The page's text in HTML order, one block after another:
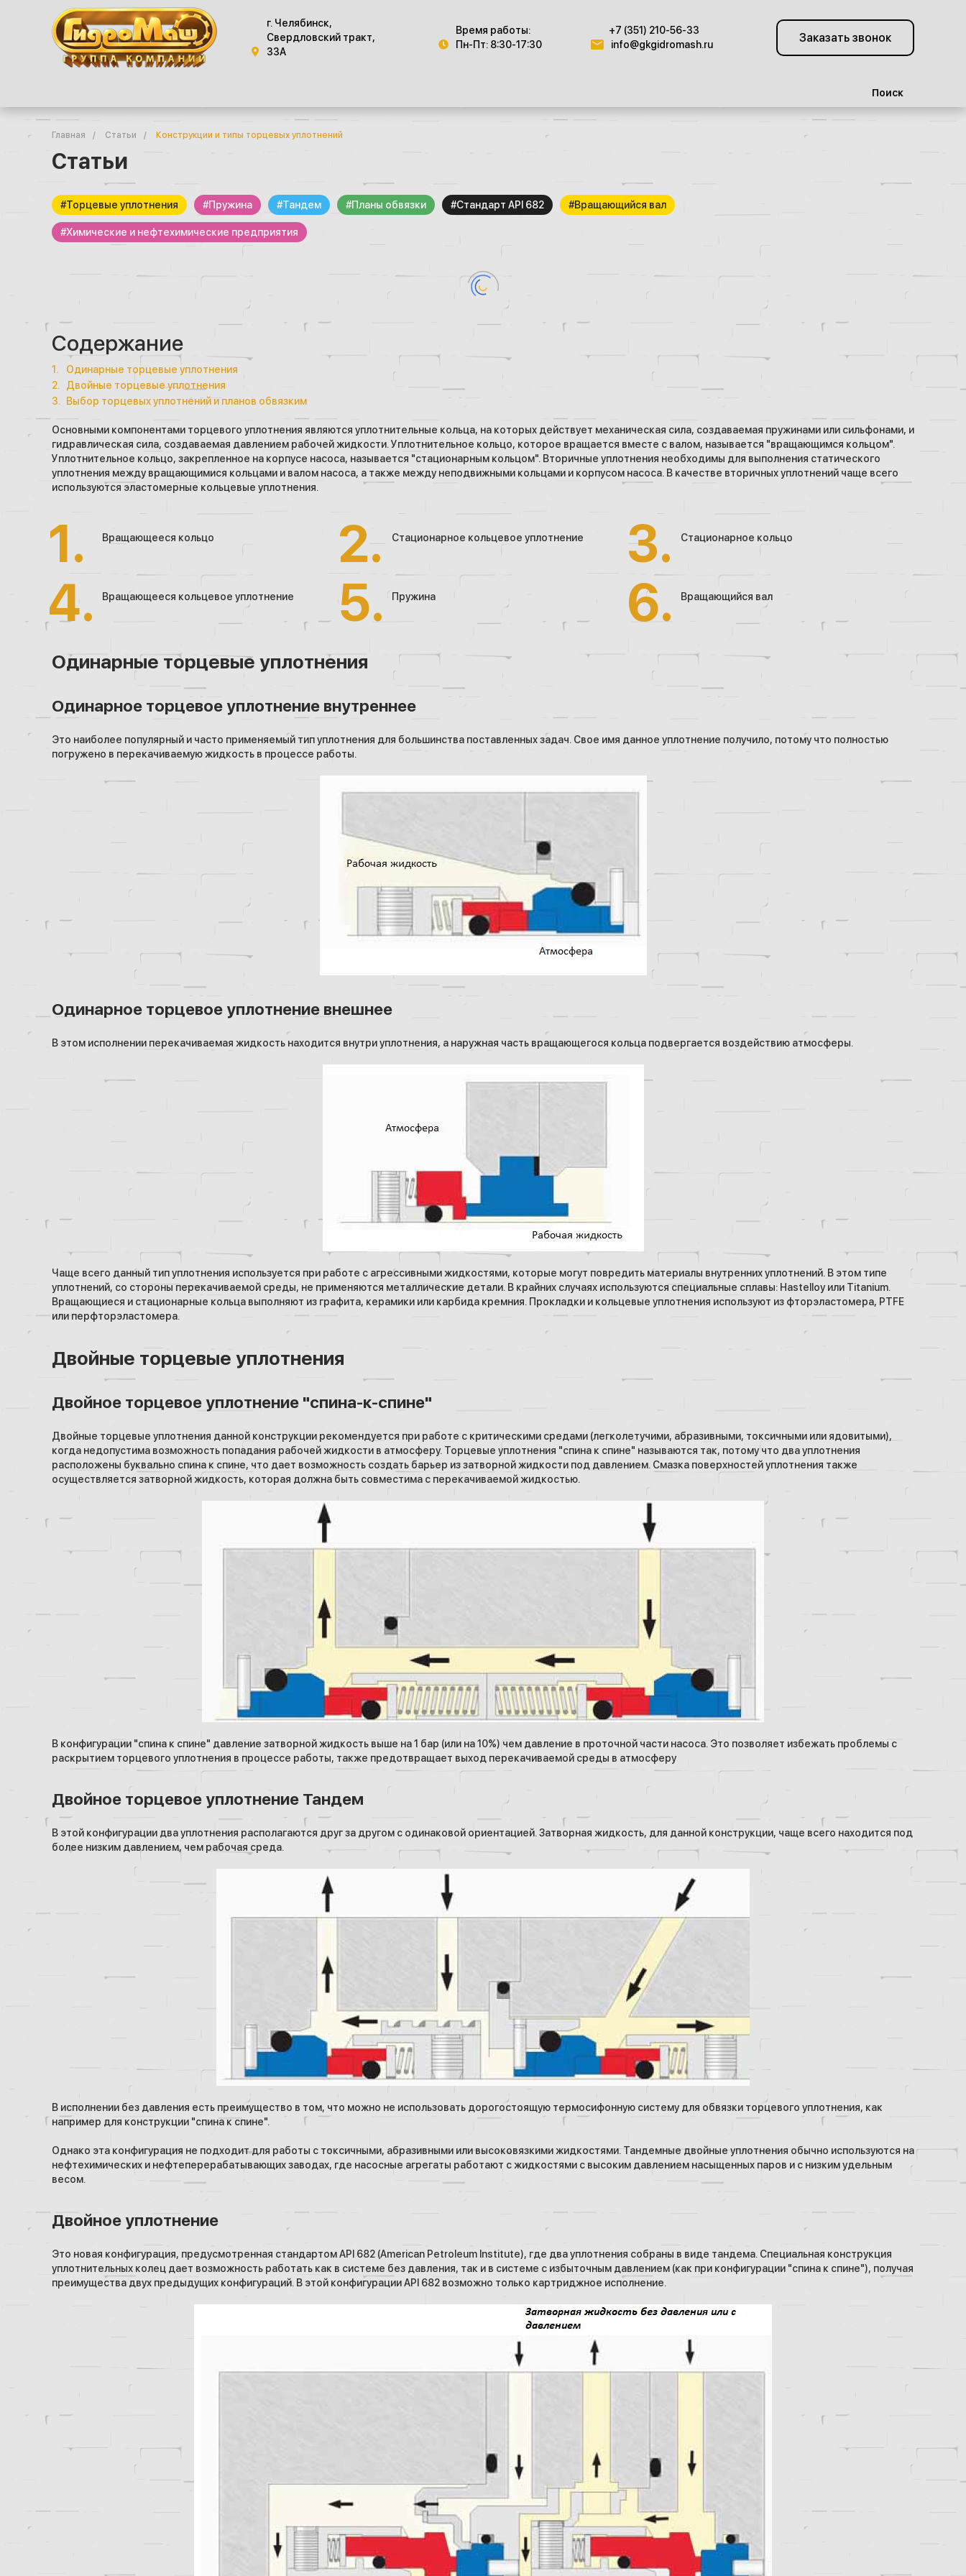
г. Челябинск,
Свердловский тракт,
33А
Время работы:
Пн-Пт: 8:30-17:30
+7 (351) 210-56-33
info@gkgidromash.ru
Заказать звонок
Поиск
Главная / Статьи / Конструкции и типы торцевых уплотнений
Статьи
#Торцевые уплотнения #Пружина #Тандем #Планы обвязки #Стандарт API 682 #Вращающийся вал
#Химические и нефтехимические предприятия
Содержание
Одинарные торцевые уплотнения
Двойные торцевые уплотнения
Выбор торцевых уплотнений и планов обвязким
Основными компонентами торцевого уплотнения являются уплотнительные кольца, на которых действует механическая сила, создаваемая пружинами или сильфонами, и
гидравлическая сила, создаваемая давлением рабочей жидкости. Уплотнительное кольцо, которое вращается вместе с валом, называется "вращающимся кольцом".
Уплотнительное кольцо, закрепленное на корпусе насоса, называется "стационарным кольцом". Вторичные уплотнения необходимы для выполнения статического
уплотнения между вращающимися кольцами и валом насоса, а также между неподвижными кольцами и корпусом насоса. В качестве вторичных уплотнений чаще всего
используются эластомерные кольцевые уплотнения.
Вращающееся кольцо Стационарное кольцевое уплотнение Стационарное кольцо
Вращающееся кольцевое уплотнение Пружина Вращающийся вал
Одинарные торцевые уплотнения
Одинарное торцевое уплотнение внутреннее
Это наиболее популярный и часто применяемый тип уплотнения для большинства поставленных задач. Свое имя данное уплотнение получило, потому что полностью
погружено в перекачиваемую жидкость в процессе работы.
Одинарное торцевое уплотнение внешнее
В этом исполнении перекачиваемая жидкость находится внутри уплотнения, а наружная часть вращающегося кольца подвергается воздействию атмосферы.
Чаще всего данный тип уплотнения используется при работе с агрессивными жидкостями, которые могут повредить материалы внутренних уплотнений. В этом типе
уплотнений, со стороны перекачиваемой среды, не применяются металлические детали. В крайних случаях используются специальные сплавы: Hastelloy или Titanium.
Вращающиеся и стационарные кольца выполняют из графита, керамики или карбида кремния. Прокладки и кольцевые уплотнения используют из фторэластомера, PTFE
или перфторэластомера.
Двойные торцевые уплотнения
Двойное торцевое уплотнение "спина-к-спине"
Двойные торцевые уплотнения данной конструкции рекомендуется при работе с критическими средами (легколетучими, абразивными, токсичными или ядовитыми),
когда недопустима возможность попадания рабочей жидкости в атмосферу. Торцевые уплотнения "спина к спине" называются так, потому что два уплотнения
расположены буквально спина к спине, что дает возможность создать барьер из затворной жидкости под давлением. Смазка поверхностей уплотнения также
осуществляется затворной жидкость, которая должна быть совместима с перекачиваемой жидкостью.
В конфигурации "спина к спине" давление затворной жидкость выше на 1 бар (или на 10%) чем давление в проточной части насоса. Это позволяет избежать проблемы с
раскрытием торцевого уплотнения в процессе работы, также предотвращает выход перекачиваемой среды в атмосферу
Двойное торцевое уплотнение Тандем
В этой конфигурации два уплотнения располагаются друг за другом с одинаковой ориентацией. Затворная жидкость, для данной конструкции, чаще всего находится под
более низким давлением, чем рабочая среда.
В исполнении без давления есть преимущество в том, что можно не использовать дорогостоящую термосифонную систему для обвязки торцевого уплотнения, как
например для конструкции "спина к спине".
Однако эта конфигурация не подходит для работы с токсичными, абразивными или высоковязкими жидкостями. Тандемные двойные уплотнения обычно используются на
нефтехимических и нефтеперерабатывающих заводах, где насосные агрегаты работают с жидкостями с высоким давлением насыщенных паров и с низким удельным
весом.
Двойное уплотнение
Это новая конфигурация, предусмотренная стандартом API 682 (American Petroleum Institute), где два уплотнения собраны в виде тандема. Специальная конструкция
уплотнительных колец дает возможность работать как в системе без давления, так и в системе с избыточным давлением (как при конфигурации "спина к спине"), получая
преимущества двух предыдущих конфигураций. В этой конфигурации API 682 возможно только картриджное исполнение.